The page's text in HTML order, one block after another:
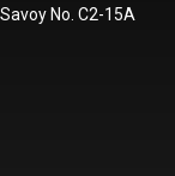
No. C2-15A